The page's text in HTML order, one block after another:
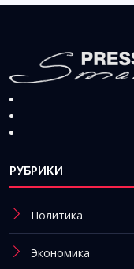
РУБРИКИ
Политика
Экономика